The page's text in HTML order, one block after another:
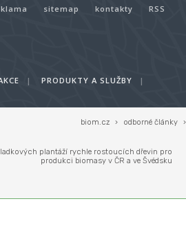
sitemap kontakty RSS
| PRODUKTY A SLUŽBY
|
biom.cz › odborné články ›
plantáží rychle rostoucích dřevin pro
produkci biomasy v ČR a ve Švédsku